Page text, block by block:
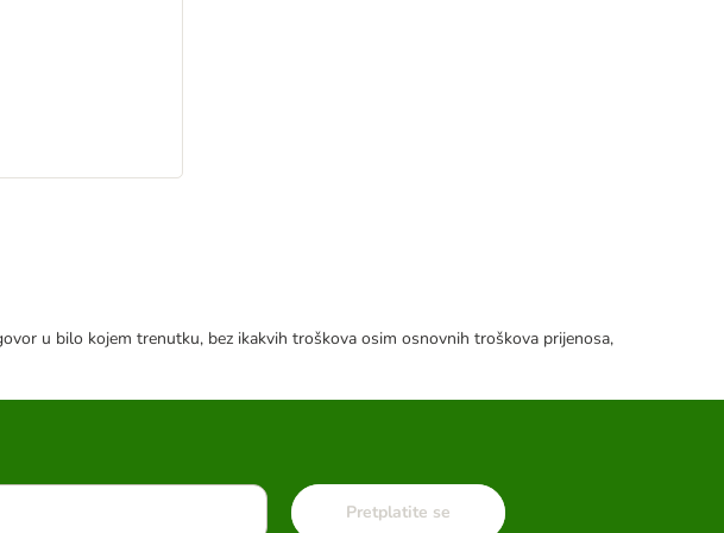
u bilo kojem trenutku, bez ikakvih troškova osim osnovnih troškova prijenosa,
Pretplatite se